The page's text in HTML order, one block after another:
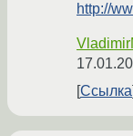
http://
Ссылка